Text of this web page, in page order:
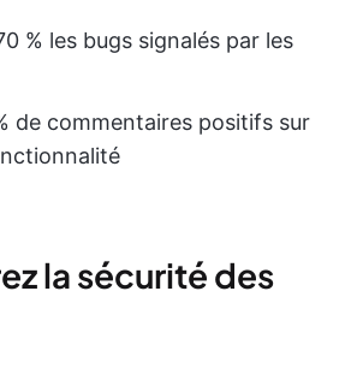
% les bugs signalés par les
de commentaires positifs sur
la sécurité des